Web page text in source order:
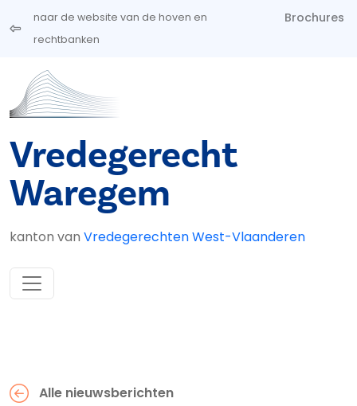
Overslaan en naar de inhoud gaan
naar de website van de hoven en
rechtbanken
Brochures
Vredegerecht
Waregem
kanton van Vredegerechten West-Vlaanderen
Alle nieuwsberichten